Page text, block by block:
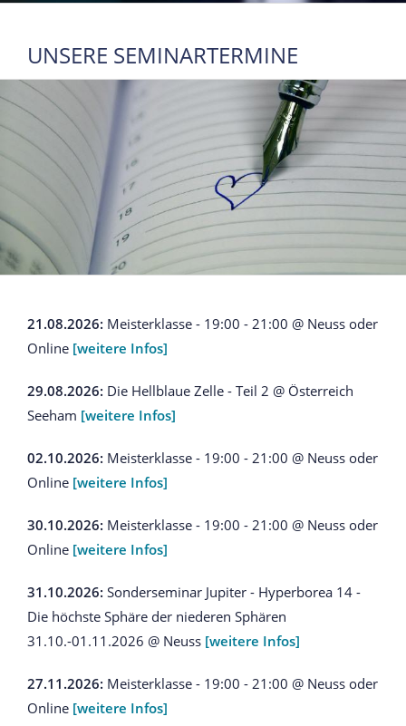
UNSERE SEMINARTERMINE
21.08.2026: Meisterklasse - 19:00 - 21:00 @ Neuss oder
Online [weitere Infos]
29.08.2026: Die Hellblaue Zelle - Teil 2 @ Österreich
Seeham [weitere Infos]
02.10.2026: Meisterklasse - 19:00 - 21:00 @ Neuss oder
Online [weitere Infos]
30.10.2026: Meisterklasse - 19:00 - 21:00 @ Neuss oder
Online [weitere Infos]
31.10.2026: Sonderseminar Jupiter - Hyperborea 14 -
Die höchste Sphäre der niederen Sphären
31.10.-01.11.2026 @ Neuss [weitere Infos]
27.11.2026: Meisterklasse - 19:00 - 21:00 @ Neuss oder
Online [weitere Infos]